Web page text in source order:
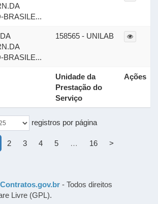
BRASILE...
BRASILE...
158565 - UNILAB
Unidade da
Prestação do
Serviço
Ações
registros por página
2 3 4 5 … 16 >
Contratos.gov.br - Todos direitos
Livre (GPL).